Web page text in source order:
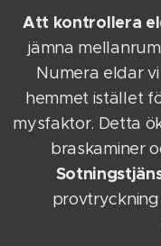
Att kontrollera
jämna
Numera eldar
hemmet istället
mysfaktor. Detta
braskaminer